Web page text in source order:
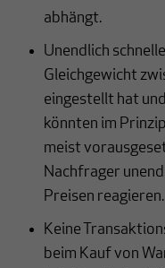
abhängt.
Unendlich
Gleichgewicht
eingestellt hat
könnten im
meist
Nachfrager
Preisen reagieren.
Keine
beim Kauf von